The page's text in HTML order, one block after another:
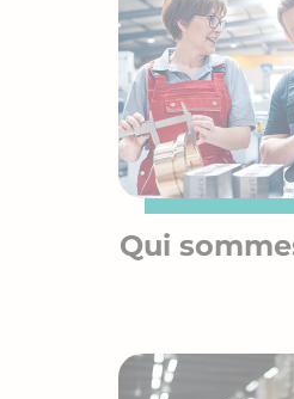
Qui